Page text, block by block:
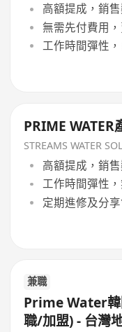
高額提成，銷
無需先付費用
工作時間彈性
PRIME WATER
STREAMS WATER
高額提成，銷
工作時間彈性
定期進修及分
兼職
Prime Water韓
職/加盟) - 台灣